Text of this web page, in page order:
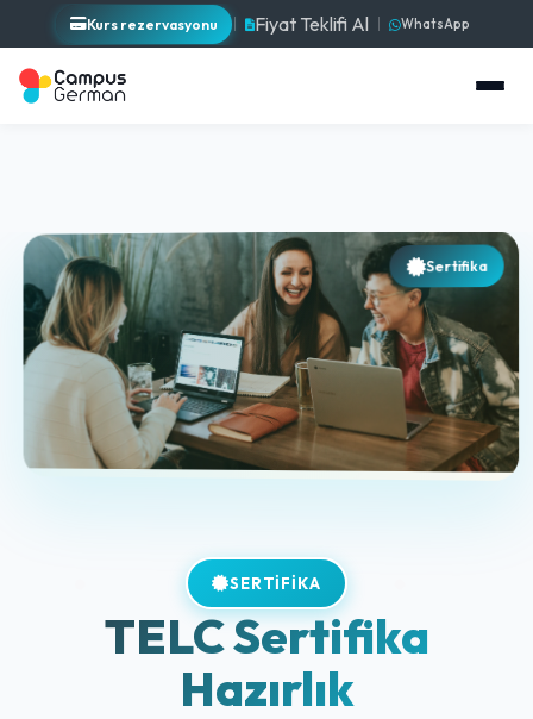
Kurs rezervasyonu Fiyat Teklifi Al WhatsApp
Sertifika
SERTIFIKA
TELC Sertifika
Hazırlık